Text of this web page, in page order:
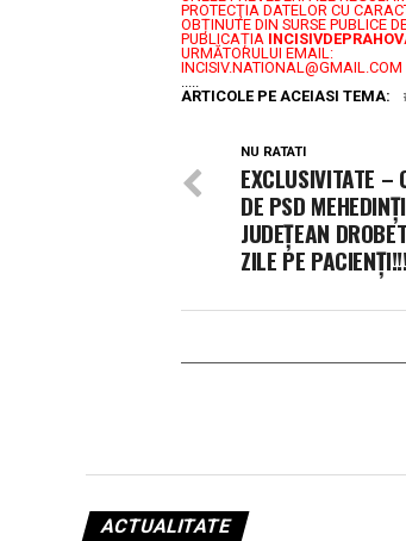
PROTECŢIA DATELOR CU
OBȚINUTE DIN SURSE PUBLICE
PUBLICAȚIA
URMĂTORULUI EMAIL:
INCISIV.NATIONAL@GMAIL.COM
.....
ARTICOLE PE ACEIASI TEMA:
NU RATATI
EXCLUSIVITATE –
DE PSD
JUDEȚEAN
ZILE PE
ACTUALITATE